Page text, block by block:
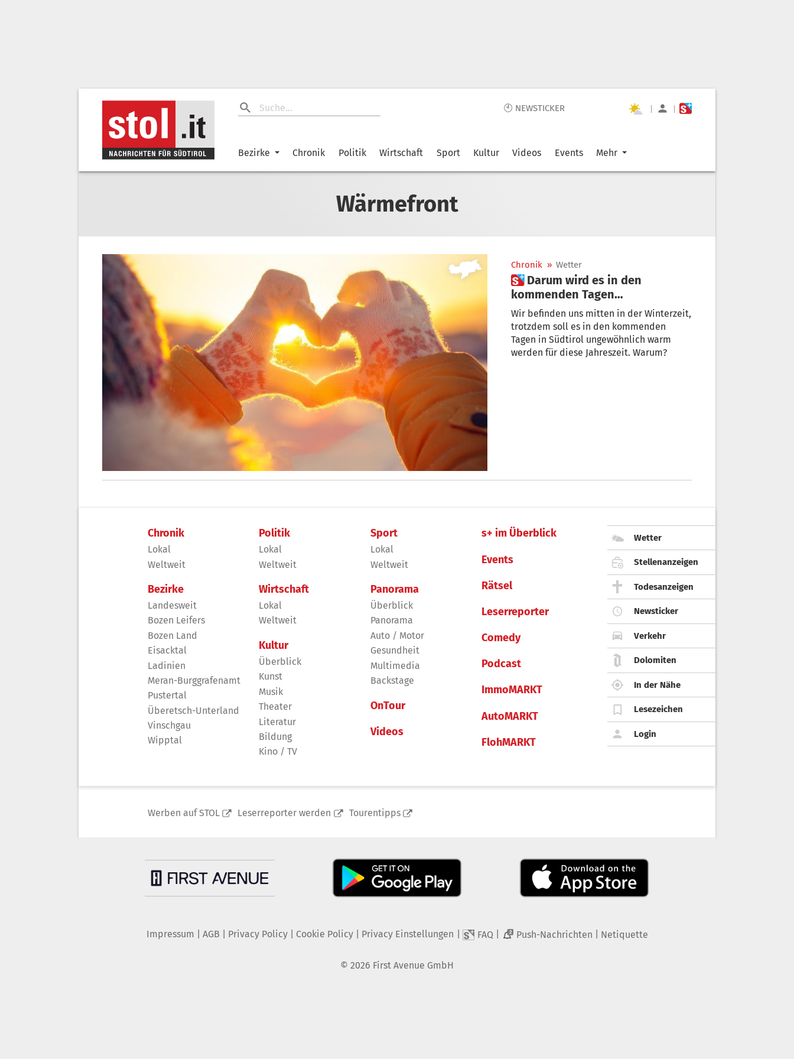
🕙 NEWSTICKER | |
Bezirke Chronik Politik Wirtschaft Sport Kultur Videos Events Mehr
Wärmefront
Chronik » Wetter
 Darum wird es in den
kommenden Tagen
ungewöhnlich warm
Wir befinden uns mitten in der Winterzeit,
trotzdem soll es in den kommenden
Tagen in Südtirol ungewöhnlich warm
werden für diese Jahreszeit. Warum?
Chronik
Lokal
Weltweit
Bezirke
Landesweit
Bozen Leifers
Bozen Land
Eisacktal
Ladinien
Meran-Burggrafenamt
Pustertal
Überetsch-Unterland
Vinschgau
Wipptal
Politik
Lokal
Weltweit
Wirtschaft
Lokal
Weltweit
Kultur
Überblick
Kunst
Musik
Theater
Literatur
Bildung
Kino / TV
Sport
Lokal
Weltweit
Panorama
Überblick
Panorama
Auto / Motor
Gesundheit
Multimedia
Backstage
OnTour
Videos
s+ im Überblick
Events
Rätsel
Leserreporter
Comedy
Podcast
ImmoMARKT
AutoMARKT
FlohMARKT
Wetter
Stellenanzeigen
Todesanzeigen
Newsticker
Verkehr
Dolomiten
In der Nähe
Lesezeichen
Login
Werben auf STOL Leserreporter werden Tourentipps
Impressum AGB Privacy Policy| Cookie Policy| Privacy Einstellungen FAQ 2 Push-Nachrichten Netiquette
© 2026 First Avenue GmbH